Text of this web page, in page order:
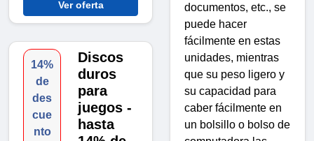
Ver oferta
14%
de
des
cue
nto
Discos
duros
para
juegos -
hasta
documentos, etc., se
puede hacer
fácilmente en estas
unidades, mientras
que su peso ligero y
su capacidad para
caber fácilmente en
un bolsillo o bolso de